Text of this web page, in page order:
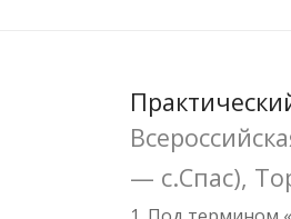
— с.Спас),